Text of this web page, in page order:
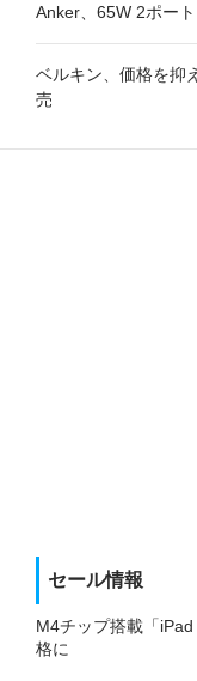
Anker、65W 2ポー
ベルキン、価格を抑
売
セール情報
M4チップ搭載「
格に